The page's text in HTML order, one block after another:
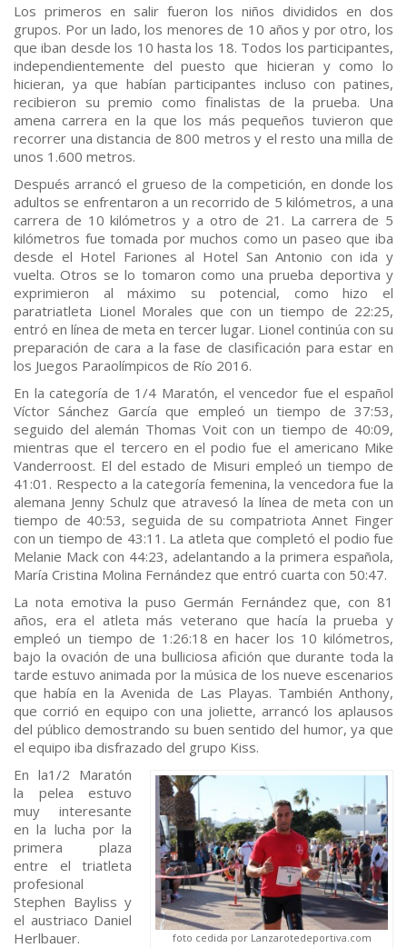
Los primeros en salir fueron los niños divididos en dos
grupos. Por un lado, los menores de 10 años y por otro, los
que iban desde los 10 hasta los 18. Todos los participantes,
independientemente del puesto que hicieran y como lo
hicieran, ya que habían participantes incluso con patines,
recibieron su premio como finalistas de la prueba. Una
amena carrera en la que los más pequeños tuvieron que
recorrer una distancia de 800 metros y el resto una milla de
unos 1.600 metros.
Después arrancó el grueso de la competición, en donde los
adultos se enfrentaron a un recorrido de 5 kilómetros, a una
carrera de 10 kilómetros y a otro de 21. La carrera de 5
kilómetros fue tomada por muchos como un paseo que iba
desde el Hotel Fariones al Hotel San Antonio con ida y
vuelta. Otros se lo tomaron como una prueba deportiva y
exprimieron al máximo su potencial, como hizo el
paratriatleta Lionel Morales que con un tiempo de 22:25,
entró en línea de meta en tercer lugar. Lionel continúa con su
preparación de cara a la fase de clasificación para estar en
los Juegos Paraolímpicos de Río 2016.
En la categoría de 1/4 Maratón, el vencedor fue el español
Víctor Sánchez García que empleó un tiempo de 37:53,
seguido del alemán Thomas Voit con un tiempo de 40:09,
mientras que el tercero en el podio fue el americano Mike
Vanderroost. El del estado de Misuri empleó un tiempo de
41:01. Respecto a la categoría femenina, la vencedora fue la
alemana Jenny Schulz que atravesó la línea de meta con un
tiempo de 40:53, seguida de su compatriota Annet Finger
con un tiempo de 43:11. La atleta que completó el podio fue
Melanie Mack con 44:23, adelantando a la primera española,
María Cristina Molina Fernández que entró cuarta con 50:47.
La nota emotiva la puso Germán Fernández que, con 81
años, era el atleta más veterano que hacía la prueba y
empleó un tiempo de 1:26:18 en hacer los 10 kilómetros,
bajo la ovación de una bulliciosa afición que durante toda la
tarde estuvo animada por la música de los nueve escenarios
que había en la Avenida de Las Playas. También Anthony,
que corrió en equipo con una joliette, arrancó los aplausos
del público demostrando su buen sentido del humor, ya que
el equipo iba disfrazado del grupo Kiss.
foto cedida por Lanzarotedeportiva.com
En la1/2 Maratón
la pelea estuvo
muy interesante
en la lucha por la
primera plaza
entre el triatleta
profesional
Stephen Bayliss y
el austriaco Daniel
Herlbauer.